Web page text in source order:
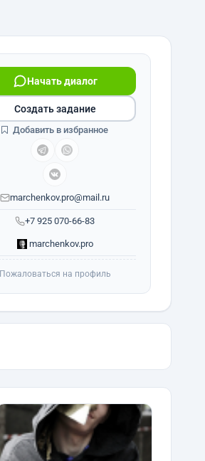
+7 925 070-66-83
Начать диалог
marchenkov.pro@mail.ru
marchenkov.pro
Создать задание
Добавить в избранное
Пожаловаться на профиль